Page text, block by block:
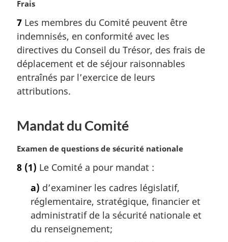
l
:
N
t
e
m
a
g
i
:
Frais
7 Les membres du Comité peuvent être
indemnisés, en conformité avec les
directives du Conseil du Trésor, des frais de
déplacement et de séjour raisonnables
entraînés par l’exercice de leurs
attributions.
Mandat du Comité
N
t
Examen de questions de sécurité nationale
8 (1) Le Comité a pour mandat :
a) d’examiner les cadres législatif,
réglementaire, stratégique, financier et
administratif de la sécurité nationale et
du renseignement;